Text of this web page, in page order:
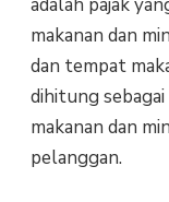
makanan dan
dan tempat
dihitung
makanan dan
pelanggan.